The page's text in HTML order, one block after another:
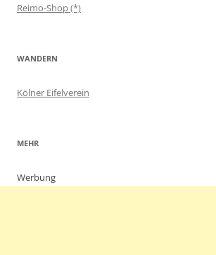
Reimo-Shop (*)
WANDERN
Kölner Eifelverein
MEHR
Werbung